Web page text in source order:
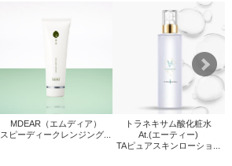
MDEAR（エムディア）
スピーディークレンジング...
トラネキサム酸化粧水
At.(エーティー)
TAピュアスキンローショ...